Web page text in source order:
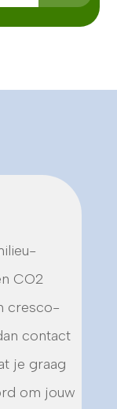
CO2
cresco-
contact
je graag
om jouw